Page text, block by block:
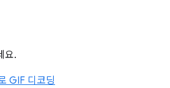
요.
GIF 디코딩